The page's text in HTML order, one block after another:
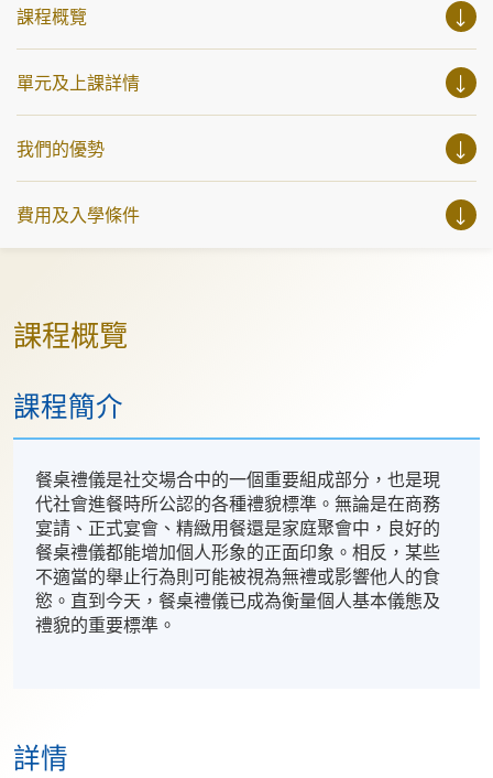
課程概覽
單元及上課詳情
我們的優勢
費用及入學條件
課程概覽
課程簡介
餐桌禮儀是社交場合中的一個重要組成部分，也是現
代社會進餐時所公認的各種禮貌標準。無論是在商務
宴請、正式宴會、精緻用餐還是家庭聚會中，良好的
餐桌禮儀都能增加個人形象的正面印象。相反，某些
不適當的舉止行為則可能被視為無禮或影響他人的食
慾。直到今天，餐桌禮儀已成為衡量個人基本儀態及
禮貌的重要標準。
詳情